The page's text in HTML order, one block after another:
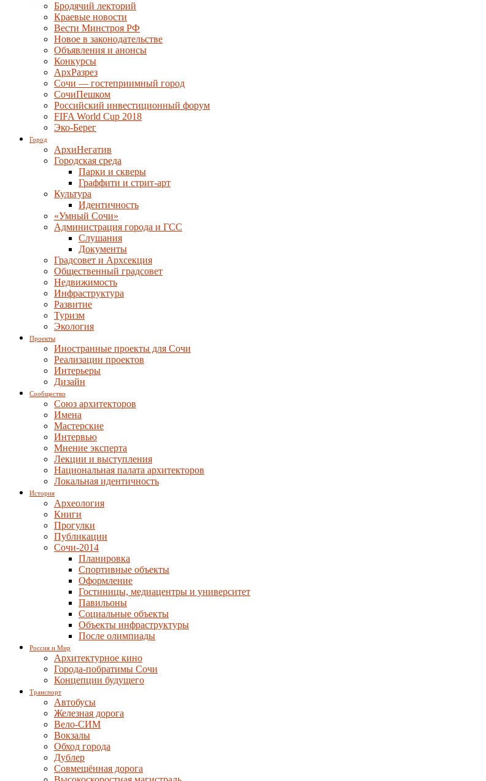
Бродячий лекторий
Краевые новости
Вести Минстроя РФ
Новое в законодательстве
Объявления и анонсы
Конкурсы
АрхРазрез
Сочи — гостеприимный город
СочиПешком
Российский инвестиционный форум
FIFA World Cup 2018
Эко-Берег
Город
АрхиНегатив
Городская среда
Парки и скверы
Граффити и стрит-арт
Культура
Идентичность
«Умный Сочи»
Администрация города и ГСС
Слушания
Документы
Градсовет и Архсекция
Общественный градсовет
Недвижимость
Инфраструктура
Развитие
Туризм
Экология
Проекты
Иностранные проекты для Сочи
Реализации проектов
Интерьеры
Дизайн
Сообщество
Союз архитекторов
Имена
Мастерские
Интервью
Мнение эксперта
Лекции и выступления
Национальная палата архитекторов
Локальная идентичность
История
Археология
Книги
Прогулки
Публикации
Сочи-2014
Планировка
Спортивные объекты
Оформление
Гостиницы, медиацентры и университет
Павильоны
Социальные объекты
Объекты инфраструктуры
После олимпиады
Россия и Мир
Архитектурное кино
Города-побратимы Сочи
Концепции будущего
Транспорт
Автобусы
Железная дорога
Вело-СИМ
Вокзалы
Обход города
Дублер
Совмещённая дорога